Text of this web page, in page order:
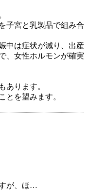
子宮と乳製品で組み合
中は症状が減り、出産
、女性ホルモンが確実
あります。
とを望みます。
が、ほ…